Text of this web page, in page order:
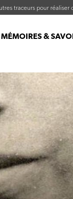
traceurs pour réaliser
MÉMOIRES &